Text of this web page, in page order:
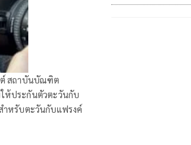
ต์ สถาบันบัณฑิต
ห้ประกันตัวตะวันกับ
หรับตะวันกับแฟรงค์
เนิน 350'